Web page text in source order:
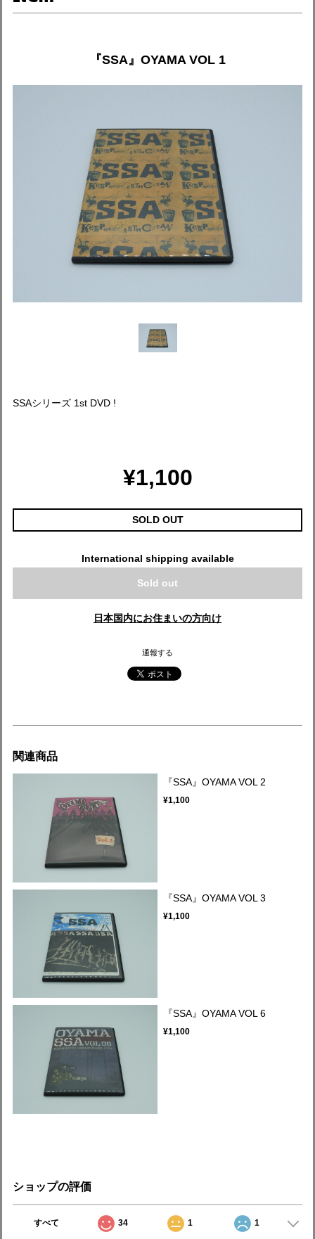
『SSA』OYAMA VOL 1
SSAシリーズ 1st DVD !
¥1,100
SOLD OUT
International shipping available
Sold out
日本国内にお住まいの方向け
通報する
関連商品
『SSA』OYAMA VOL 2
¥1,100
『SSA』OYAMA VOL 3
¥1,100
『SSA』OYAMA VOL 6
¥1,100
ショップの評価
すべて 34 1 1